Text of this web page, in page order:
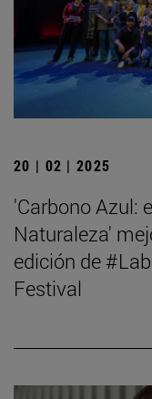
20 | 02 | 2025
'Carbono Azul:
Naturaleza'
edición de
Festival